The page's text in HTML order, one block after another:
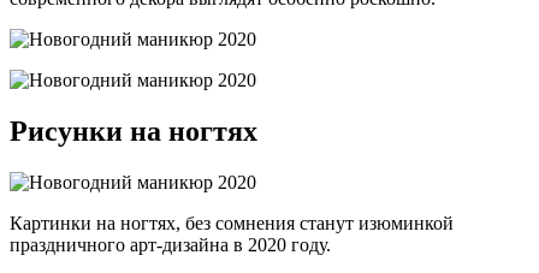
Рисунки на ногтях
Картинки на ногтях, без сомнения станут изюминкой
праздничного арт-дизайна в 2020 году.